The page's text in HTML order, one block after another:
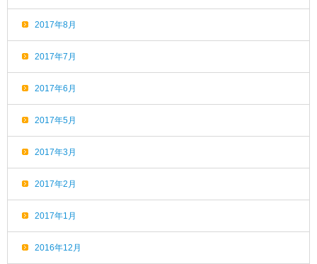
2017年8月
2017年7月
2017年6月
2017年5月
2017年3月
2017年2月
2017年1月
2016年12月